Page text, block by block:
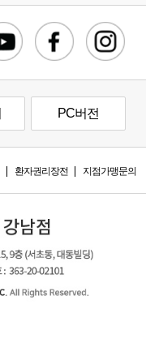
PC버전
환자권리장전 지점가맹문의